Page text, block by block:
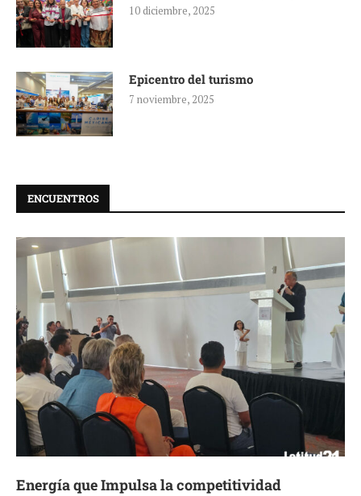
10 diciembre, 2025
Epicentro del turismo
7 noviembre, 2025
ENCUENTROS
Energía que Impulsa la competitividad